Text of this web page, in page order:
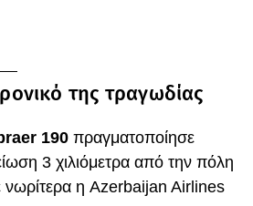
της τραγωδίας
190 πραγματοποίησε
3 χιλιόμετρα από την πόλη
η Azerbaijan Airlines